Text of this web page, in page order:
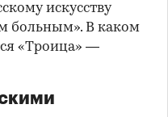
искусству
больным». В каком
«Троица» —